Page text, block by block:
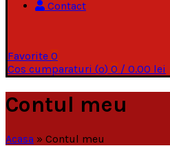
Contact
Favorite 0
Cos cumparaturi (o) 0 / 0.00 lei
Contul meu
Acasa » Contul meu